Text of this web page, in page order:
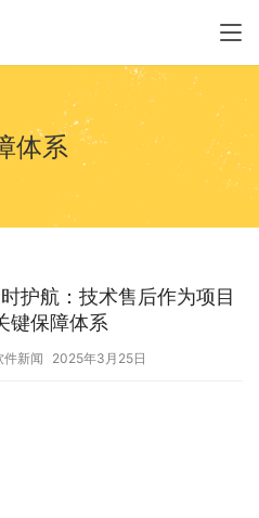
体系
护航：技术售后作为项目
键保障体系
件新闻 2025年3月25日